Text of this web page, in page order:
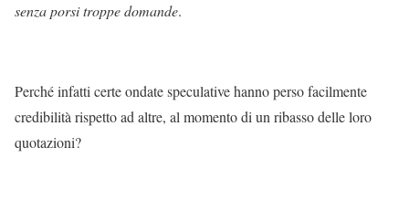
senza porsi troppe domande.
Perché infatti certe ondate speculative hanno perso facilmente
credibilità rispetto ad altre, al momento di un ribasso delle loro
quotazioni?